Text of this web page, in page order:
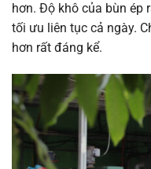
hơn. Độ khô của bùn ép
tối ưu liên tục cả ngày.
hơn rất đáng kể.